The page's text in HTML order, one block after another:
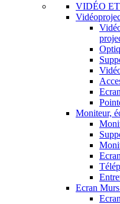
VIDÉO
Moniteur,
Ecran